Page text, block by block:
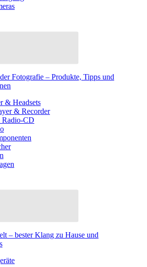
Fotografie – Produkte, Tipps und
& Headsets
& Recorder
Radio-CD
– bester Klang zu Hause und